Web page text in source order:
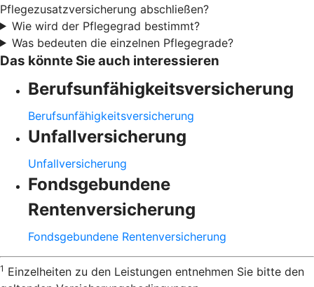
Pflegezusatzversicherung abschließen?
Wie wird der Pflegegrad bestimmt?
Was bedeuten die einzelnen Pflegegrade?
Das könnte Sie auch interessieren
Berufsunfähigkeitsversicherung
Berufsunfähigkeitsversicherung
Unfallversicherung
Unfallversicherung
Fondsgebundene
Rentenversicherung
Fondsgebundene Rentenversicherung
1 Einzelheiten zu den Leistungen entnehmen Sie bitte den